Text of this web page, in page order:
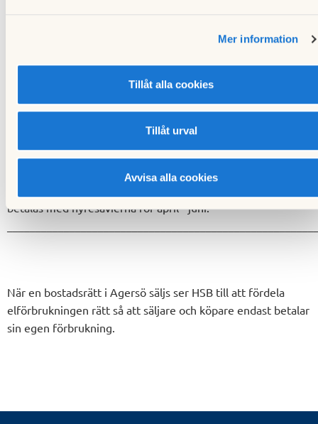
Mer information
Tillåt alla cookies
Tillåt urval
Avvisa alla cookies
betalas med hyresavierna för juli - september.
Förbrukning under perioden juni - augusti.
betalas med hyresavierna för oktober - december.
Förbrukning under perioden september - november
betalas med hyresavierna för januari - mars.
betalas med hyresavierna för april - juni.
När en bostadsrätt i Agersö säljs ser HSB till att fördela
elförbrukningen rätt så att säljare och köpare endast betalar
sin egen förbrukning.